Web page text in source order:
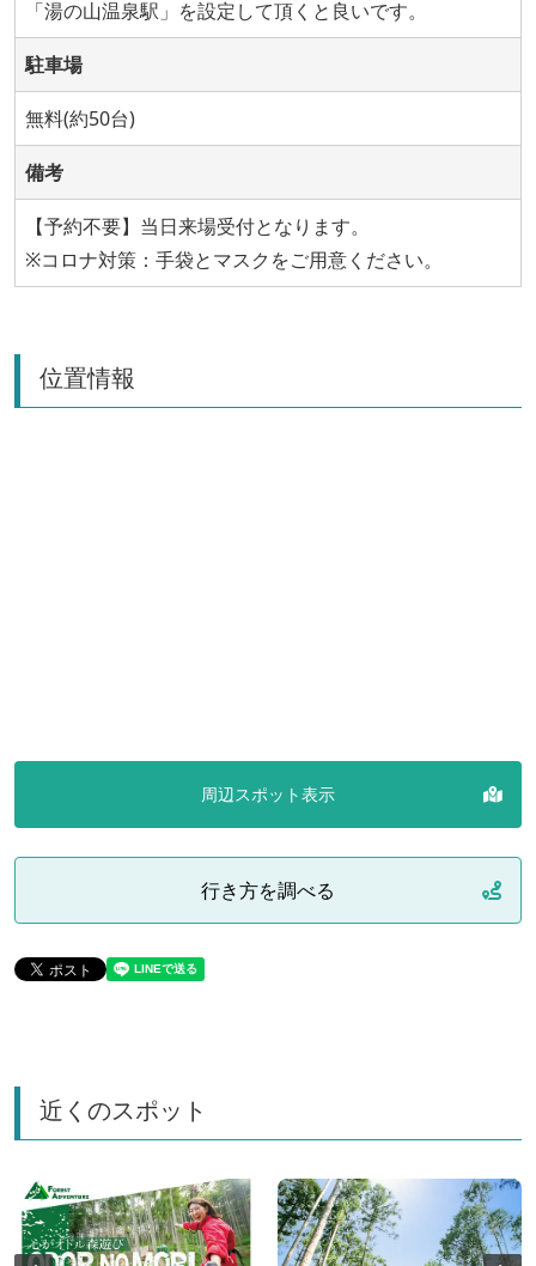
「湯の山温泉駅」を設定して頂くと良いです。
駐車場
無料(約50台)
備考
【予約不要】当日来場受付となります。
※コロナ対策：手袋とマスクをご用意ください。
位置情報
周辺スポット表示
行き方を調べる
近くのスポット